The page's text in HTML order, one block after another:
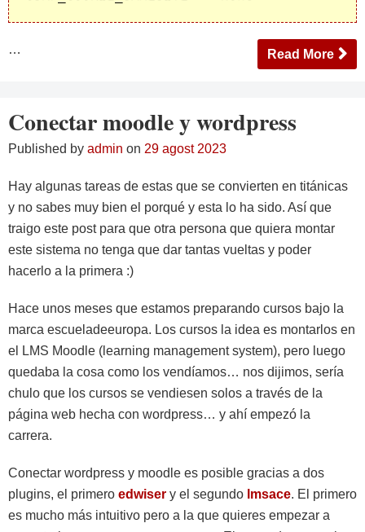
… Read More
Conectar moodle y wordpress
Published by admin on 29 agost 2023
Hay algunas tareas de estas que se convierten en titánicas
y no sabes muy bien el porqué y esta lo ha sido. Así que
traigo este post para que otra persona que quiera montar
este sistema no tenga que dar tantas vueltas y poder
hacerlo a la primera :)
Hace unos meses que estamos preparando cursos bajo la
marca escueladeeuropa. Los cursos la idea es montarlos en
el LMS Moodle (learning management system), pero luego
quedaba la cosa como los vendíamos… nos dijimos, sería
chulo que los cursos se vendiesen solos a través de la
página web hecha con wordpress… y ahí empezó la
carrera.
Conectar wordpress y moodle es posible gracias a dos
plugins, el primero edwiser y el segundo lmsace. El primero
es mucho más intuitivo pero a la que quieres empezar a